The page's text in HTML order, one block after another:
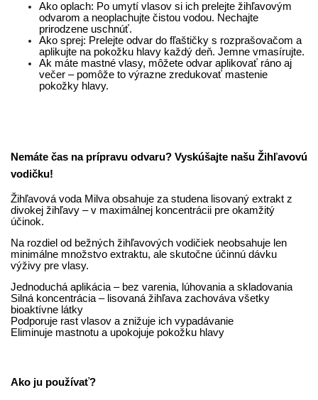
Ako oplach: Po umytí vlasov si ich prelejte žihľavovým
odvarom a neoplachujte čistou vodou. Nechajte
prirodzene uschnúť.
Ako sprej: Prelejte odvar do fľaštičky s rozprašovačom a
aplikujte na pokožku hlavy každý deň. Jemne vmasírujte.
Ak máte mastné vlasy, môžete odvar aplikovať ráno aj
večer – pomôže to výrazne zredukovať mastenie
pokožky hlavy.
Nemáte čas na prípravu odvaru? Vyskúšajte našu Žihľavovú
vodičku!
Žihľavová voda Milva obsahuje za studena lisovaný extrakt z
divokej žihľavy – v maximálnej koncentrácii pre okamžitý
účinok.
Na rozdiel od bežných žihľavových vodičiek neobsahuje len
minimálne množstvo extraktu, ale skutočne účinnú dávku
výživy pre vlasy.
Jednoduchá aplikácia – bez varenia, lúhovania a skladovania
Silná koncentrácia – lisovaná žihľava zachováva všetky
bioaktívne látky
Podporuje rast vlasov a znižuje ich vypadávanie
Eliminuje mastnotu a upokojuje pokožku hlavy
Ako ju používať?